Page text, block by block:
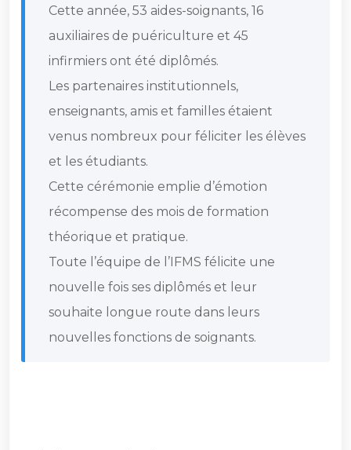
Cette année, 53 aides-soignants, 16
auxiliaires de puériculture et 45
infirmiers ont été diplômés.
Les partenaires institutionnels,
enseignants, amis et familles étaient
venus nombreux pour féliciter les élèves
et les étudiants.
Cette cérémonie emplie d’émotion
récompense des mois de formation
théorique et pratique.
Toute l’équipe de l’IFMS félicite une
nouvelle fois ses diplômés et leur
souhaite longue route dans leurs
nouvelles fonctions de soignants.